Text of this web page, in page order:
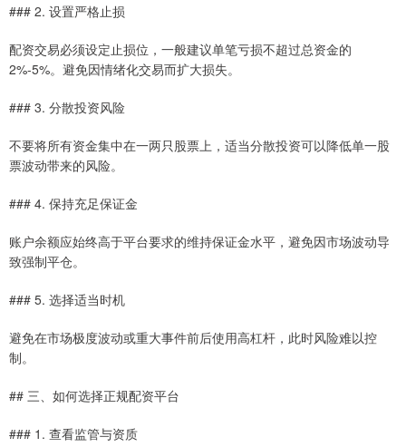
### 2. 设置严格止损
配资交易必须设定止损位，一般建议单笔亏损不超过总资金的
2%-5%。避免因情绪化交易而扩大损失。
### 3. 分散投资风险
不要将所有资金集中在一两只股票上，适当分散投资可以降低单一股
票波动带来的风险。
### 4. 保持充足保证金
账户余额应始终高于平台要求的维持保证金水平，避免因市场波动导
致强制平仓。
### 5. 选择适当时机
避免在市场极度波动或重大事件前后使用高杠杆，此时风险难以控
制。
## 三、如何选择正规配资平台
### 1. 查看监管与资质